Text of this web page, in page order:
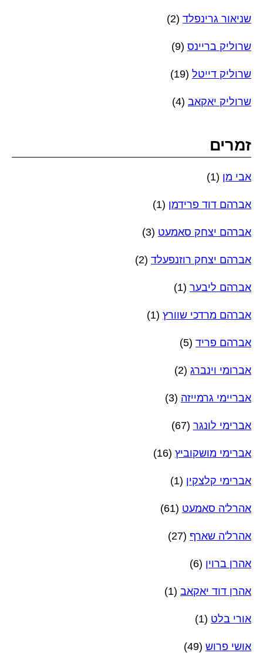
שניאור גרינפלד (2)
שרוליק בריינס (9)
שרוליק דייטל (19)
שרוליק יאקאב (4)
זמרים
אבי מן (1)
אברהם דוד פרידמן (1)
אברהם יצחק סאמעט (3)
אברהם יצחק רוזנפעלד (2)
אברהם ליבער (1)
אברהם מרדכי שוורץ (1)
אברהם פריד (5)
אברומי וינברג (2)
אבריימי גרמייזה (3)
אברימי לונגר (67)
אברימי מושקוביץ (16)
אברימי קלצקין (1)
אהרל'ה סאמעט (61)
אהרל'ה שארף (27)
אהרן ברוין (6)
אהרן דוד יאקאב (1)
אורי בלט (1)
אושי פרוש (49)